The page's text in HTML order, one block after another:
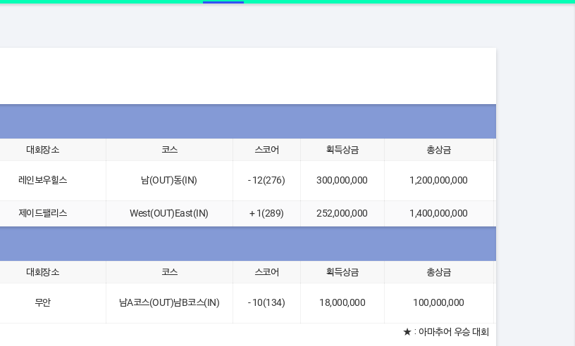
대회장소 코스 스코어 획득상금 총상금
레인보우힐스 남(OUT)동(IN) - 12(276) 300,000,000 1,200,000,000
제이드팰리스 West(OUT)East(IN) + 1(289) 252,000,000 1,400,000,000
대회장소 코스 스코어 획득상금 총상금
무안 남A코스(OUT)남B코스(IN) - 10(134) 18,000,000 100,000,000
★ : 아마추어 우승 대회